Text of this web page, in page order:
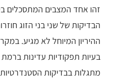
זהו אחד המצבים המתסכלים
הבדיקות של שני בני הזוג
ההיריון המיוחל לא מגיע.
בעיות תפקודיות עדינות
מתגלות בבדיקות